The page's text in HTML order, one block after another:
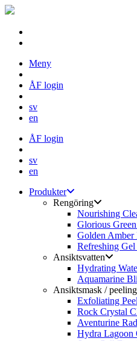
Skip
content
Meny
ÅF login
sv
en
ÅF login
sv
en
Produkter
Rengöring
Nourishing
Glorious
Golden Amber
Refreshing Gel
Ansiktsvatten
Hydrating
Aquamarine
Ansiktsmask / peeling
Exfoliating
Rock Crystal
Aventurine
Hydra Lagoon